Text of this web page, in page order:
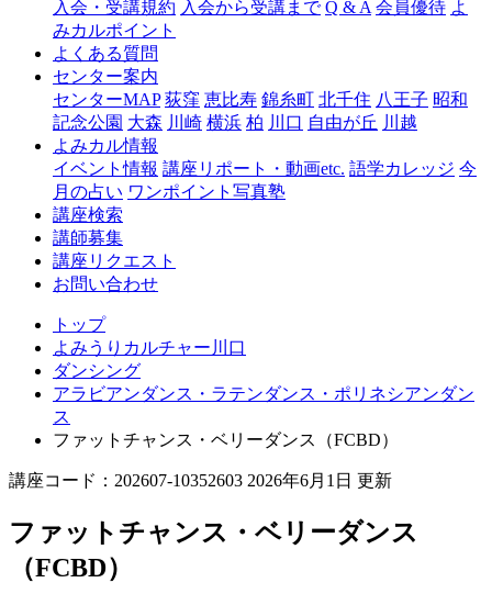
ャ
口
入会・受講規約 入会から受講まで Q & A 会員優待 よ
みカルポイント
よくある質問
センター案内
センターMAP 荻窪 恵比寿 錦糸町 北千住 八王子 昭和
記念公園 大森 川崎 横浜 柏 川口 自由が丘 川越
よみカル情報
イベント情報 講座リポート・動画etc. 語学カレッジ 今
月の占い ワンポイント写真塾
講座検索
講師募集
講座リクエスト
お問い合わせ
トップ
よみうりカルチャー川口
ダンシング
アラビアンダンス・ラテンダンス・ポリネシアンダン
ス
ファットチャンス・ベリーダンス（FCBD）
講座コード：202607-10352603 2026年6月1日 更新
ファットチャンス・ベリーダンス
（FCBD）